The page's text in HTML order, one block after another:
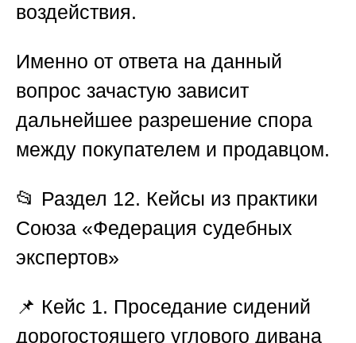
воздействия.
Именно от ответа на данный
вопрос зачастую зависит
дальнейшее разрешение спора
между покупателем и продавцом.
📂 Раздел 12. Кейсы из практики
Союза «Федерация судебных
экспертов»
📌 Кейс 1. Проседание сидений
дорогостоящего углового дивана